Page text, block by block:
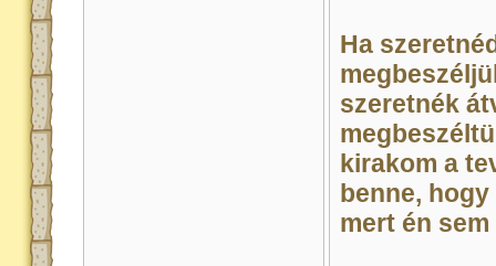
Ha
szeretnék
kirakom a
benne,
mert én